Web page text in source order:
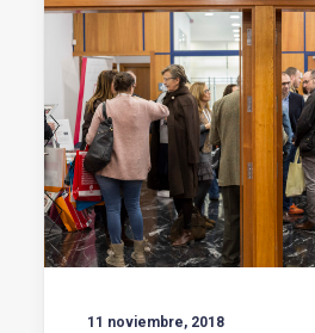
11 noviembre, 2018